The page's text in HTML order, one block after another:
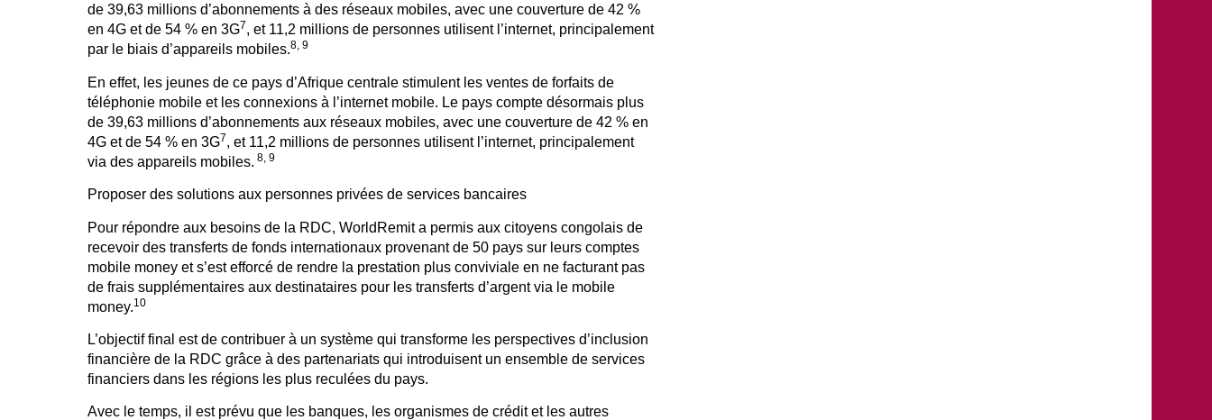
de 39,63 millions d’abonnements à des réseaux mobiles, avec une couverture de 42 %
en 4G et de 54 % en 3G7, et 11,2 millions de personnes utilisent l’internet, principalement
par le biais d’appareils mobiles.8, 9
En effet, les jeunes de ce pays d’Afrique centrale stimulent les ventes de forfaits de
téléphonie mobile et les connexions à l’internet mobile. Le pays compte désormais plus
de 39,63 millions d’abonnements aux réseaux mobiles, avec une couverture de 42 % en
4G et de 54 % en 3G7, et 11,2 millions de personnes utilisent l’internet, principalement
via des appareils mobiles. 8, 9
Proposer des solutions aux personnes privées de services bancaires
Pour répondre aux besoins de la RDC, WorldRemit a permis aux citoyens congolais de
recevoir des transferts de fonds internationaux provenant de 50 pays sur leurs comptes
mobile money et s’est efforcé de rendre la prestation plus conviviale en ne facturant pas
de frais supplémentaires aux destinataires pour les transferts d’argent via le mobile
money.10
L’objectif final est de contribuer à un système qui transforme les perspectives d’inclusion
financière de la RDC grâce à des partenariats qui introduisent un ensemble de services
financiers dans les régions les plus reculées du pays.
Avec le temps, il est prévu que les banques, les organismes de crédit et les autres